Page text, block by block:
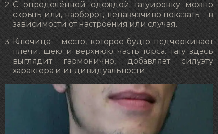
С определённой одеждой татуировку можно
скрыть или, наоборот, ненавязчиво показать – в
зависимости от настроения или случая.
Ключица – место, которое будто подчеркивает
плечи, шею и верхнюю часть торса: тату здесь
выглядит гармонично, добавляет силуэту
характера и индивидуальности.